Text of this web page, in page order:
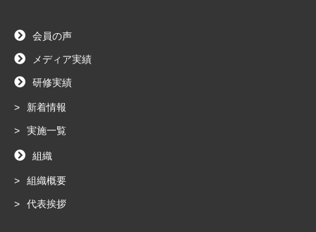
会員の声
メディア実績
研修実績
新着情報
実施一覧
組織
組織概要
代表挨拶